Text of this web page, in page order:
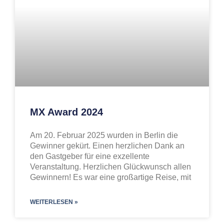
MX Award 2024
Am 20. Februar 2025 wurden in Berlin die
Gewinner gekürt. Einen herzlichen Dank an
den Gastgeber für eine exzellente
Veranstaltung. Herzlichen Glückwunsch allen
Gewinnern! Es war eine großartige Reise, mit
WEITERLESEN »